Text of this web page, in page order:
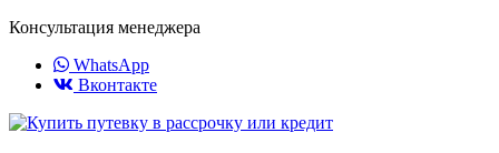
Консультация менеджера
WhatsApp
Вконтакте